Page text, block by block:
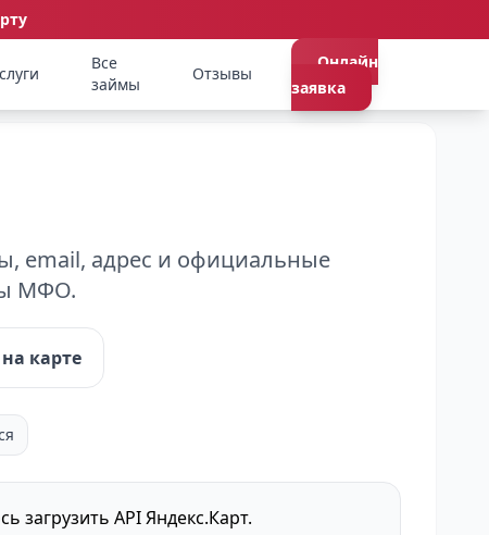
Все
займы
Отзывы
Онлайн
заявка
email, адрес и официальные
МФО.
карте
загрузить API Яндекс.Карт.